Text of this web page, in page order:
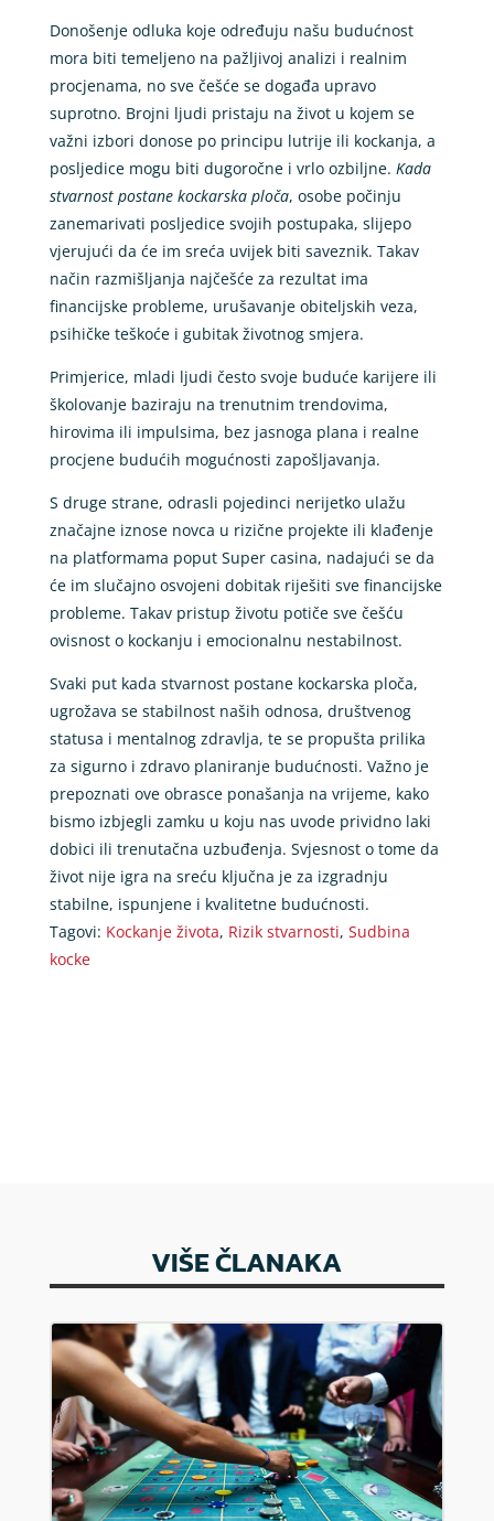
Donošenje odluka koje određuju našu budućnost
mora biti temeljeno na pažljivoj analizi i realnim
procjenama, no sve češće se događa upravo
suprotno. Brojni ljudi pristaju na život u kojem se
važni izbori donose po principu lutrije ili kockanja, a
posljedice mogu biti dugoročne i vrlo ozbiljne. Kada
stvarnost postane kockarska ploča, osobe počinju
zanemarivati posljedice svojih postupaka, slijepo
vjerujući da će im sreća uvijek biti saveznik. Takav
način razmišljanja najčešće za rezultat ima
financijske probleme, urušavanje obiteljskih veza,
psihičke teškoće i gubitak životnog smjera.
Primjerice, mladi ljudi često svoje buduće karijere ili
školovanje baziraju na trenutnim trendovima,
hirovima ili impulsima, bez jasnoga plana i realne
procjene budućih mogućnosti zapošljavanja.
S druge strane, odrasli pojedinci nerijetko ulažu
značajne iznose novca u rizične projekte ili klađenje
na platformama poput Super casina, nadajući se da
će im slučajno osvojeni dobitak riješiti sve financijske
probleme. Takav pristup životu potiče sve češću
ovisnost o kockanju i emocionalnu nestabilnost.
Svaki put kada stvarnost postane kockarska ploča,
ugrožava se stabilnost naših odnosa, društvenog
statusa i mentalnog zdravlja, te se propušta prilika
za sigurno i zdravo planiranje budućnosti. Važno je
prepoznati ove obrasce ponašanja na vrijeme, kako
bismo izbjegli zamku u koju nas uvode prividno laki
dobici ili trenutačna uzbuđenja. Svjesnost o tome da
život nije igra na sreću ključna je za izgradnju
stabilne, ispunjene i kvalitetne budućnosti.
Tagovi: Kockanje života, Rizik stvarnosti, Sudbina
kocke
VIŠE ČLANAKA